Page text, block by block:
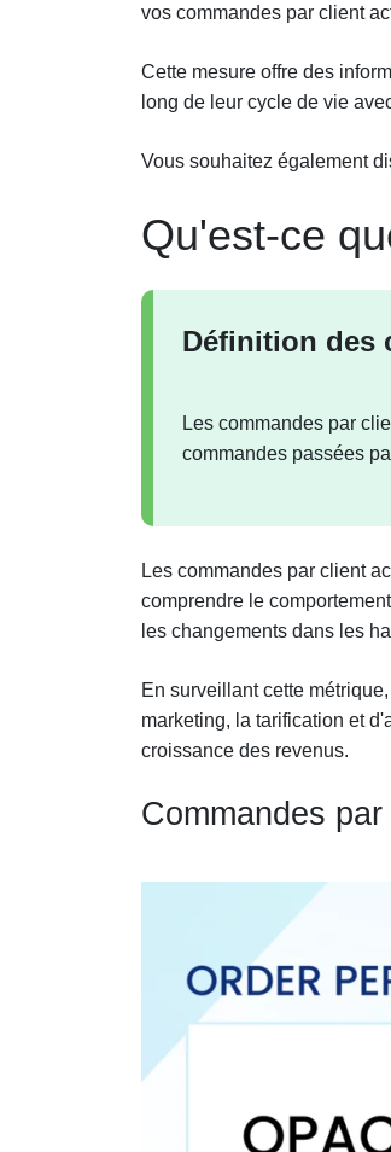
vos commandes par client
Cette mesure offre des
long de leur cycle de vie
Vous souhaitez également
Qu'est-ce
Définition des
Les commandes par
commandes passées
Les commandes par client
comprendre le
les changements dans les
En surveillant cette
marketing, la tarification et
croissance des revenus.
Commandes